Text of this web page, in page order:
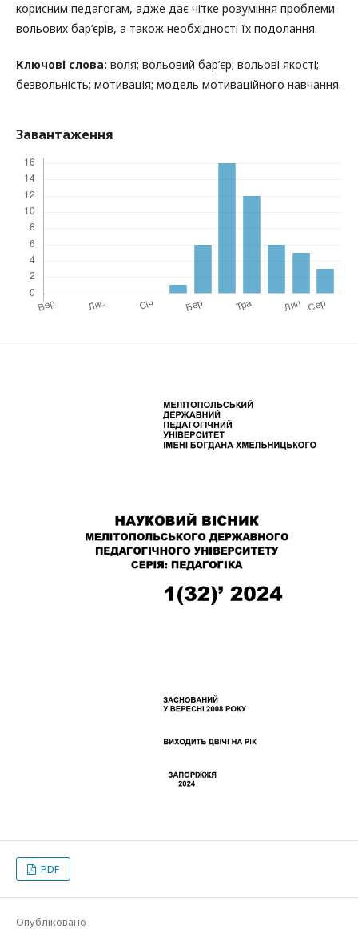
корисним педагогам, адже дає чітке розуміння проблеми
вольових бар’єрів, а також необхідності їх подолання.
Ключові слова: воля; вольовий бар’єр; вольові якості;
безвольність; мотивація; модель мотиваційного навчання.
Завантаження
PDF
Опубліковано